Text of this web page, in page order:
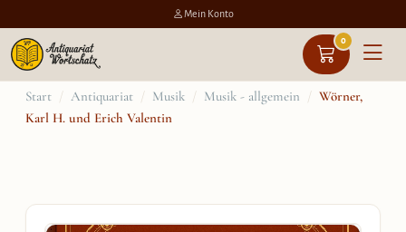
Mein Konto
0
Zum
Inhalt
Start / Antiquariat / Musik / Musik - allgemein / Wörner,
Karl H. und Erich Valentin